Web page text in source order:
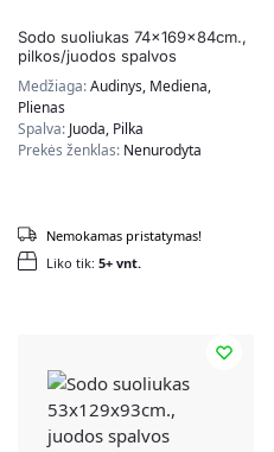
Sodo suoliukas 74x169x84cm.,
pilkos/juodos spalvos
Medžiaga:Audinys, Mediena,
Plienas
Spalva: Juoda, Pilka
Prekės ženklas: Nenurodyta
Liko tik: 5+ vnt.
Nemokamas pristatymas!